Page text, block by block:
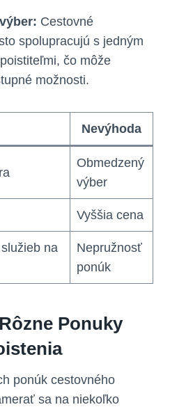
Cestovné
spolupracujú s jedným
čo môže
možnosti.
Nevýhoda
Obmedzený
výber
Vyššia cena
na
Nepružnosť
ponúk
Ponuky
ponúk cestovného
sa na niekoľko